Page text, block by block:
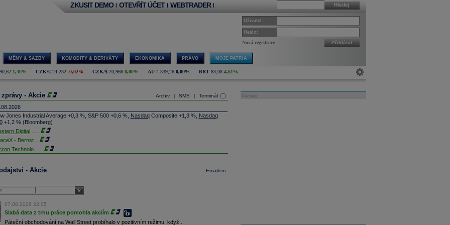
Hledej
ZKUSIT DEMO | OTEVŘÍT ÚČET | WEBTRADER |
Uživatel:
Heslo:
Nová registrace Přihlásit
MĚNY & SAZBY KOMODITY & DERIVÁTY EKONOMIKA PRÁVO MOJE PATRIA
1,30% CZK/€ 24,232 -0,02% CZK/$ 20,966 0,00% AU 4 339,26 0,00% BRT 83,08 4,61%
Archiv SMS Terminál
zprávy - Akcie
Jones Industrial Average +0,3 %, S&P 500 +0,6 %, NasdaqComposite +1,3 %, Nasdaq
+1,2 % (Bloomberg)
Digital......
- Bernst...
Technolo......
obchodů s akciemi na pražské burze za dnešní den je 0,831 mld. Kč. Průměrný objem
za poslední rok je 0,665 mld. Kč.
výroby balistických střel ATACMS ve spolupráci s americkou firmou
dobu potrvá. Agentuře Reuters to řekl generální ředitel německé zbrojovky
Papperger. Společná výroba s Lockheedem v Německu by podle něj mohla pomoci
arzenál Spojeným státům, které mají zvýšenou spotřebu střel kvůli válce s Íránem
Emailem
- Akcie
select
07.08.2026 22:05
Slabá data z trhu práce pomohla akciím
Páteční obchodování na Wall Street probíhalo v pozitivním režimu, když...
Reklama